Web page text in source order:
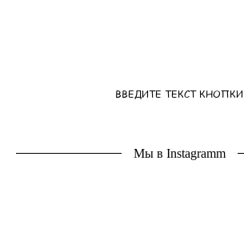
ВВЕДИТЕ ТЕКСТ КНОПКИ
Мы в Instagramm